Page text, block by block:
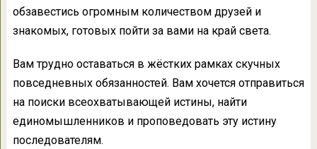
обзавестись огромным количеством друзей и
знакомых, готовых пойти за вами на край света.
Вам трудно оставаться в жёстких рамках скучных
повседневных обязанностей. Вам хочется отправиться
на поиски всеохватывающей истины, найти
единомышленников и проповедовать эту истину
последователям.